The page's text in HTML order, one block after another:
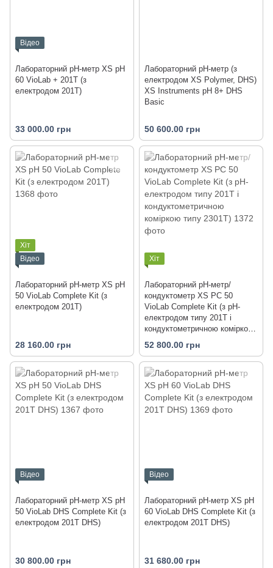
Відео
Лабораторний pH-метр XS pH
60 VioLab + 201T (з
електродом 201T)
33 000.00 грн
Лабораторний pH-метр (з
електродом XS Polymer, DHS)
XS Instruments pH 8+ DHS
Basic
50 600.00 грн
Хіт
Відео
Лабораторний pH-метр XS pH
50 VioLab Complete Kit (з
електродом 201T)
28 160.00 грн
Хіт
Лабораторний pH-метр/
кондуктометр XS PC 50
VioLab Complete Kit (з pH-
електродом типу 201T і
кондуктометричною коміркою
52 800.00 грн
Відео
Лабораторний pH-метр XS pH
50 VioLab DHS Complete Kit (з
електродом 201T DHS)
30 800.00 грн
Відео
Лабораторний pH-метр XS pH
60 VioLab DHS Complete Kit (з
електродом 201T DHS)
31 680.00 грн